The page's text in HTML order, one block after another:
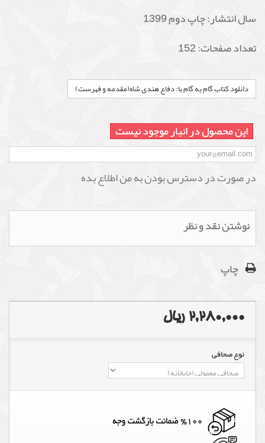
سال انتشار: چاپ دوم 1399
تعداد صفحات: 152
دانلود کتاب گام به گام با: دفاع هندی شاه(مقدمه و فهرست)
این محصول در انبار موجود نیست
در صورت در دسترس بودن به من اطلاع بده
نوشتن نقد و نظر
چاپ
2,280,000 ریال
نوع صحافی